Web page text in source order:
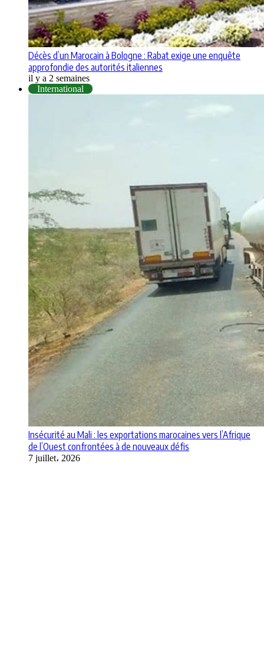
Décès d’un Marocain à Bologne : Rabat exige une enquête
approfondie des autorités italiennes
il y a 2 semaines
International
Insécurité au Mali : les exportations marocaines vers l’Afrique
de l’Ouest confrontées à de nouveaux défis
7 juillet، 2026